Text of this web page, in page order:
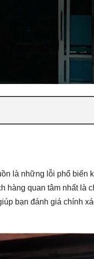
là những lỗi phổ biến
hàng quan tâm nhất là
bạn đánh giá chính